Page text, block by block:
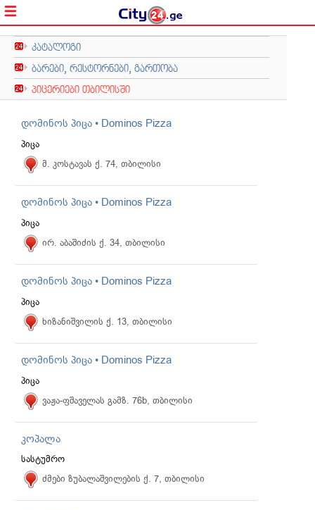
კატალოგი
ბარები, რესტორნები, გართობა
პიცერიები თბილისში
დომინოს პიცა • Dominos Pizza
პიცა
მ. კოსტავას ქ. 74, თბილისი
დომინოს პიცა • Dominos Pizza
პიცა
ირ. აბაშიძის ქ. 34, თბილისი
დომინოს პიცა • Dominos Pizza
პიცა
ხიზანიშვილის ქ. 13, თბილისი
დომინოს პიცა • Dominos Pizza
პიცა
ვაჟა-ფშაველას გამზ. 76b, თბილისი
კოპალა
სასტუმრო
ძმები ზუბალაშვილების ქ. 7, თბილისი